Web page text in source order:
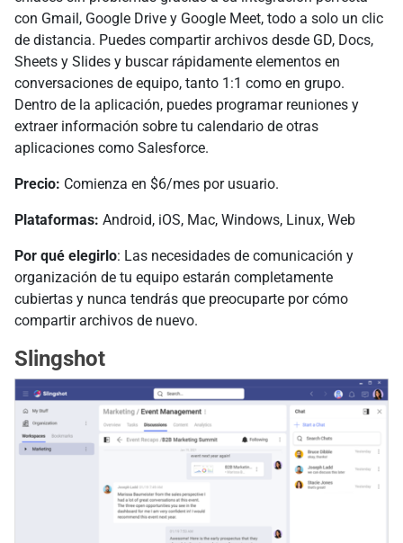
con Gmail, Google Drive y Google Meet, todo a solo un clic
de distancia. Puedes compartir archivos desde GD, Docs,
Sheets y Slides y buscar rápidamente elementos en
conversaciones de equipo, tanto 1:1 como en grupo.
Dentro de la aplicación, puedes programar reuniones y
extraer información sobre tu calendario de otras
aplicaciones como Salesforce.
Precio: Comienza en $6/mes por usuario.
Plataformas: Android, iOS, Mac, Windows, Linux, Web
Por qué elegirlo: Las necesidades de comunicación y
organización de tu equipo estarán completamente
cubiertas y nunca tendrás que preocuparte por cómo
compartir archivos de nuevo.
Slingshot